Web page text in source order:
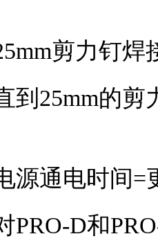
剪力钉
到25mm的剪
源通电时间=
PRO-D和